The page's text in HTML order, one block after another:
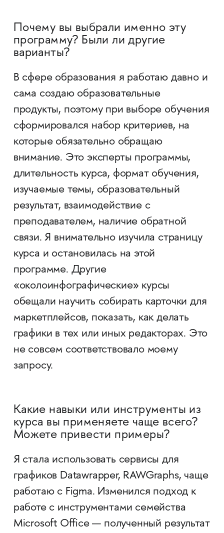
Почему вы выбрали именно эту
программу? Были ли другие
варианты?
В сфере образования я работаю давно и
сама создаю образовательные
продукты, поэтому при выборе обучения
сформировался набор критериев, на
которые обязательно обращаю
внимание. Это эксперты программы,
длительность курса, формат обучения,
изучаемые темы, образовательный
результат, взаимодействие с
преподавателем, наличие обратной
связи. Я внимательно изучила страницу
курса и остановилась на этой
программе. Другие
«околоинфографические» курсы
обещали научить собирать карточки для
маркетплейсов, показать, как делать
графики в тех или иных редакторах. Это
не совсем соответствовало моему
запросу.
Какие навыки или инструменты из
курса вы применяете чаще всего?
Можете привести примеры?
Я стала использовать сервисы для
графиков Datawrapper, RAWGraphs, чаще
работаю с Figma. Изменился подход к
работе с инструментами семейства
Microsoft Office — полученный результат